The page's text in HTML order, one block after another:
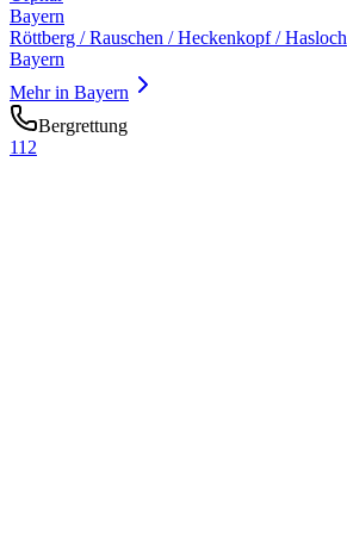
Bayern
Röttberg / Rauschen / Heckenkopf / Hasloch
Bayern
Mehr in Bayern
Bergrettung
112